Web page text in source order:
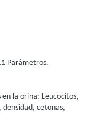
Parámetros.
la orina: Leucocitos,
cetonas,